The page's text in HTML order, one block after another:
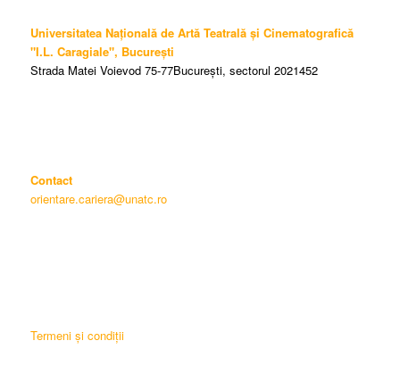
Universitatea Națională de Artă Teatrală și Cinematografică
"I.L. Caragiale", București
Strada Matei Voievod 75-77București, sectorul 2021452
Contact
orientare.cariera@unatc.ro
Termeni și condiții